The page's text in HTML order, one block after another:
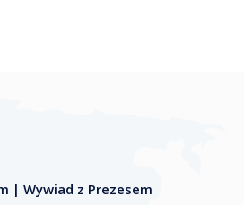
| Wywiad z Prezesem